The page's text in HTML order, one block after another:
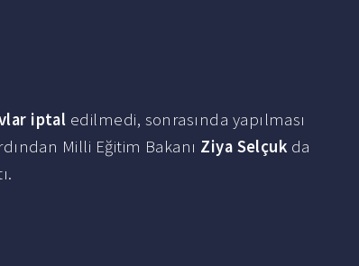
iptal edilmedi, sonrasında yapılması
Milli Eğitim Bakanı Ziya Selçuk da